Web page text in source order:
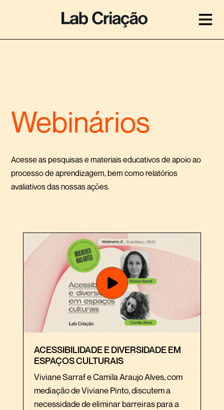
Webinários
Acesse as pesquisas e materiais educativos de apoio ao
processo de aprendizagem, bem como relatórios
avaliativos das nossas ações.
ACESSIBILIDADE E DIVERSIDADE EM
ESPAÇOS CULTURAIS
Viviane Sarraf e Camila Araujo Alves, com
mediação de Viviane Pinto, discutem a
necessidade de eliminar barreiras para a